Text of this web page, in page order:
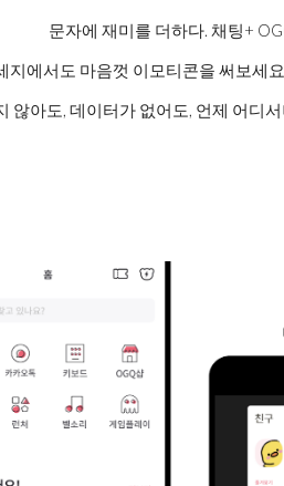
문자에 재미를 더하다. 채팅+
지에서도 마음껏 이모티콘을 써보세
않아도, 데이터가 없어도, 언제 어디